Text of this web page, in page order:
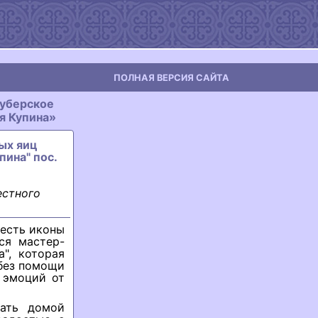
ПОЛНАЯ ВЕРСИЯ САЙТА
Купина»
яиц
пос.
иконы
мастер-
которая
помощи
от
домой